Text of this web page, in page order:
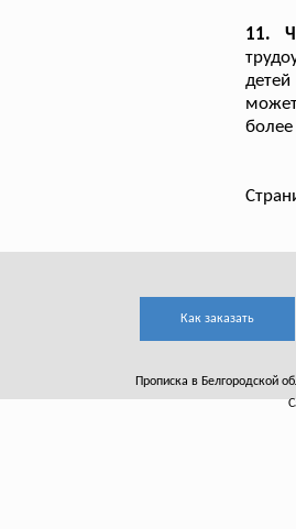
11.
Как заказать
Прописка в Белгородской